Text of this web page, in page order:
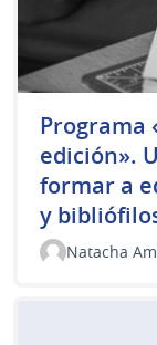
Programa
edición».
formar a
y
Natacha